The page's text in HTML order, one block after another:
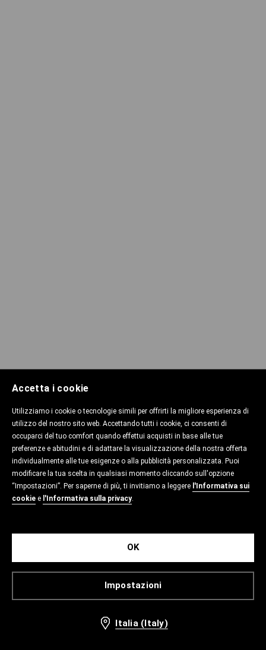
Accetta i cookie
Utilizziamo i cookie o tecnologie simili per offrirti la migliore esperienza di
utilizzo del nostro sito web. Accettando tutti i cookie, ci consenti di
occuparci del tuo comfort quando effettui acquisti in base alle tue
preferenze e abitudini e di adattare la visualizzazione della nostra offerta
individualmente alle tue esigenze o alla pubblicità personalizzata. Puoi
modificare la tua scelta in qualsiasi momento cliccando sull'opzione
“Impostazioni”. Per saperne di più, ti invitiamo a leggere l'Informativa sui
cookie e l'Informativa sulla privacy.
Impostazioni
OK
Italia (Italy)